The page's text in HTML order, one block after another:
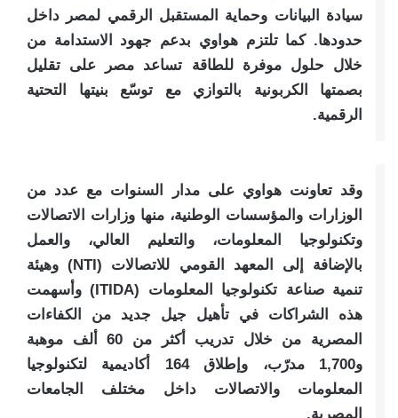
سيادة البيانات وحماية المستقبل الرقمي لمصر داخل
حدودها. كما تلتزم هواوي بدعم جهود الاستدامة من
خلال حلول موفرة للطاقة تساعد مصر على تقليل
بصمتها الكربونية بالتوازي مع توسّع بنيتها التحتية
الرقمية.
وقد تعاونت هواوي على مدار السنوات مع عدد من
الوزارات والمؤسسات الوطنية، منها وزارات الاتصالات
وتكنولوجيا المعلومات، والتعليم العالي، والعمل
بالإضافة إلى المعهد القومي للاتصالات (NTI) وهيئة
تنمية صناعة تكنولوجيا المعلومات (ITIDA) وأسهمت
هذه الشراكات في تأهيل جيل جديد من الكفاءات
المصرية من خلال تدريب أكثر من 60 ألف موهبة
و1,700 مدرّب، وإطلاق 164 أكاديمية لتكنولوجيا
المعلومات والاتصالات داخل مختلف الجامعات
المصرية.